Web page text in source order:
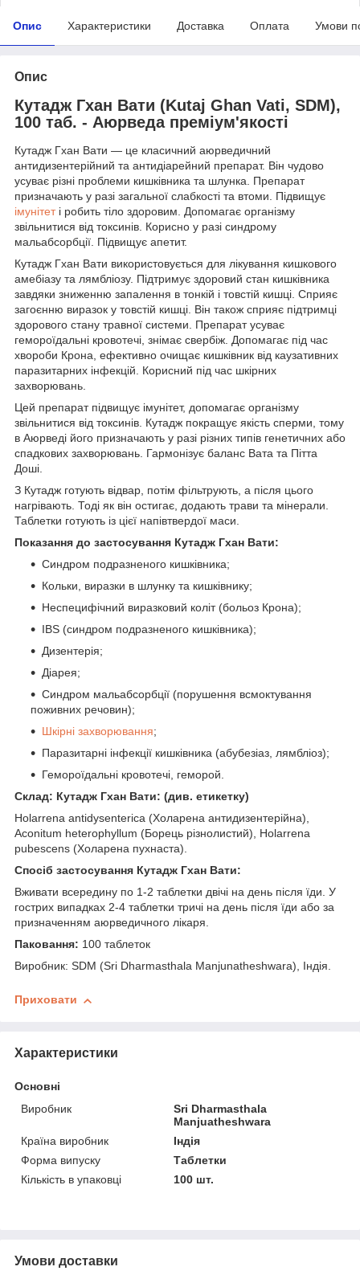
Опис Характеристики Доставка Оплата Умови
Опис
Кутадж Гхан Вати (Kutaj Ghan Vati, SDM),
100 таб. - Аюрведа преміум'якості
Кутадж Гхан Вати — це класичний аюрведичний
антидизентерійний та антидіарейний препарат. Він чудово
усуває різні проблеми кишківника та шлунка. Препарат
призначають у разі загальної слабкості та втоми. Підвищує
імунітеті робить тіло здоровим. Допомагає організму
звільнитися від токсинів. Корисно у разі синдрому
мальабсорбції. Підвищує апетит.
Кутадж Гхан Вати використовується для лікування кишкового
амебіазу та лямбліозу. Підтримує здоровий стан кишківника
завдяки зниженню запалення в тонкій і товстій кишці. Сприяє
загоєнню виразок у товстій кишці. Він також сприяє підтримці
здорового стану травної системи. Препарат усуває
гемороїдальні кровотечі, знімає свербіж. Допомагає під час
хвороби Крона, ефективно очищає кишківник від каузативних
паразитарних інфекцій. Корисний під час шкірних
захворювань.
Цей препарат підвищує імунітет, допомагає організму
звільнитися від токсинів. Кутадж покращує якість сперми, тому
в Аюрведі його призначають у разі різних типів генетичних або
спадкових захворювань. Гармонізує баланс Вата та Пітта
Доші.
З Кутадж готують відвар, потім фільтрують, а після цього
нагрівають. Тоді як він остигає, додають трави та мінерали.
Таблетки готують із цієї напівтвердої маси.
Показання до застосування Кутадж Гхан Вати:
Синдром подразненого кишківника;
Кольки, виразки в шлунку та кишківнику;
Неспецифічний виразковий коліт (больоз Крона);
IBS (синдром подразненого кишківника);
Дизентерія;
Діарея;
Синдром мальабсорбції (порушення всмоктування
поживних речовин);
Шкірні захворювання;
Паразитарні інфекції кишківника (абубезіаз, лямбліоз);
Гемороїдальні кровотечі, геморой.
Склад: Кутадж Гхан Вати: (див. етикетку)
Holarrena antidysenterica (Холарена антидизентерійна),
Aconitum heterophyllum (Борець різнолистий), Holarrena
pubescens (Холарена пухнаста).
Спосіб застосування Кутадж Гхан Вати:
Вживати всередину по 1-2 таблетки двічі на день після їди. У
гострих випадках 2-4 таблетки тричі на день після їди або за
призначенням аюрведичного лікаря.
Паковання: 100 таблеток
Виробник: SDM (Sri Dharmasthala Manjunatheshwara), Індія.
Приховати
Характеристики
Основні
Виробник
Sri Dharmasthala
Manjuatheshwara
Країна виробник
Індія
Форма випуску
Таблетки
Кількість в упаковці
100 шт.
Умови доставки